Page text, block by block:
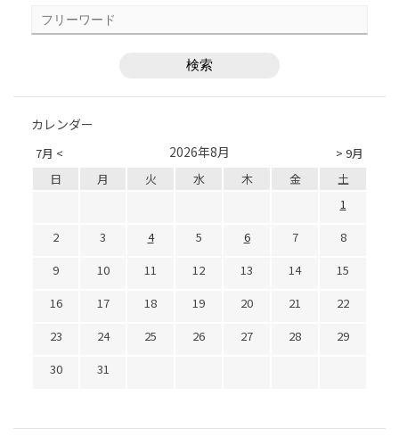
カレンダー
7月 < > 9月
2026年8月
日 月 火 水 木 金
土
1
2
3 4 5 6 7
8
9
10 11 12 13 14
15
16
17 18 19 20 21
22
23
24 25 26 27 28
29
30
31